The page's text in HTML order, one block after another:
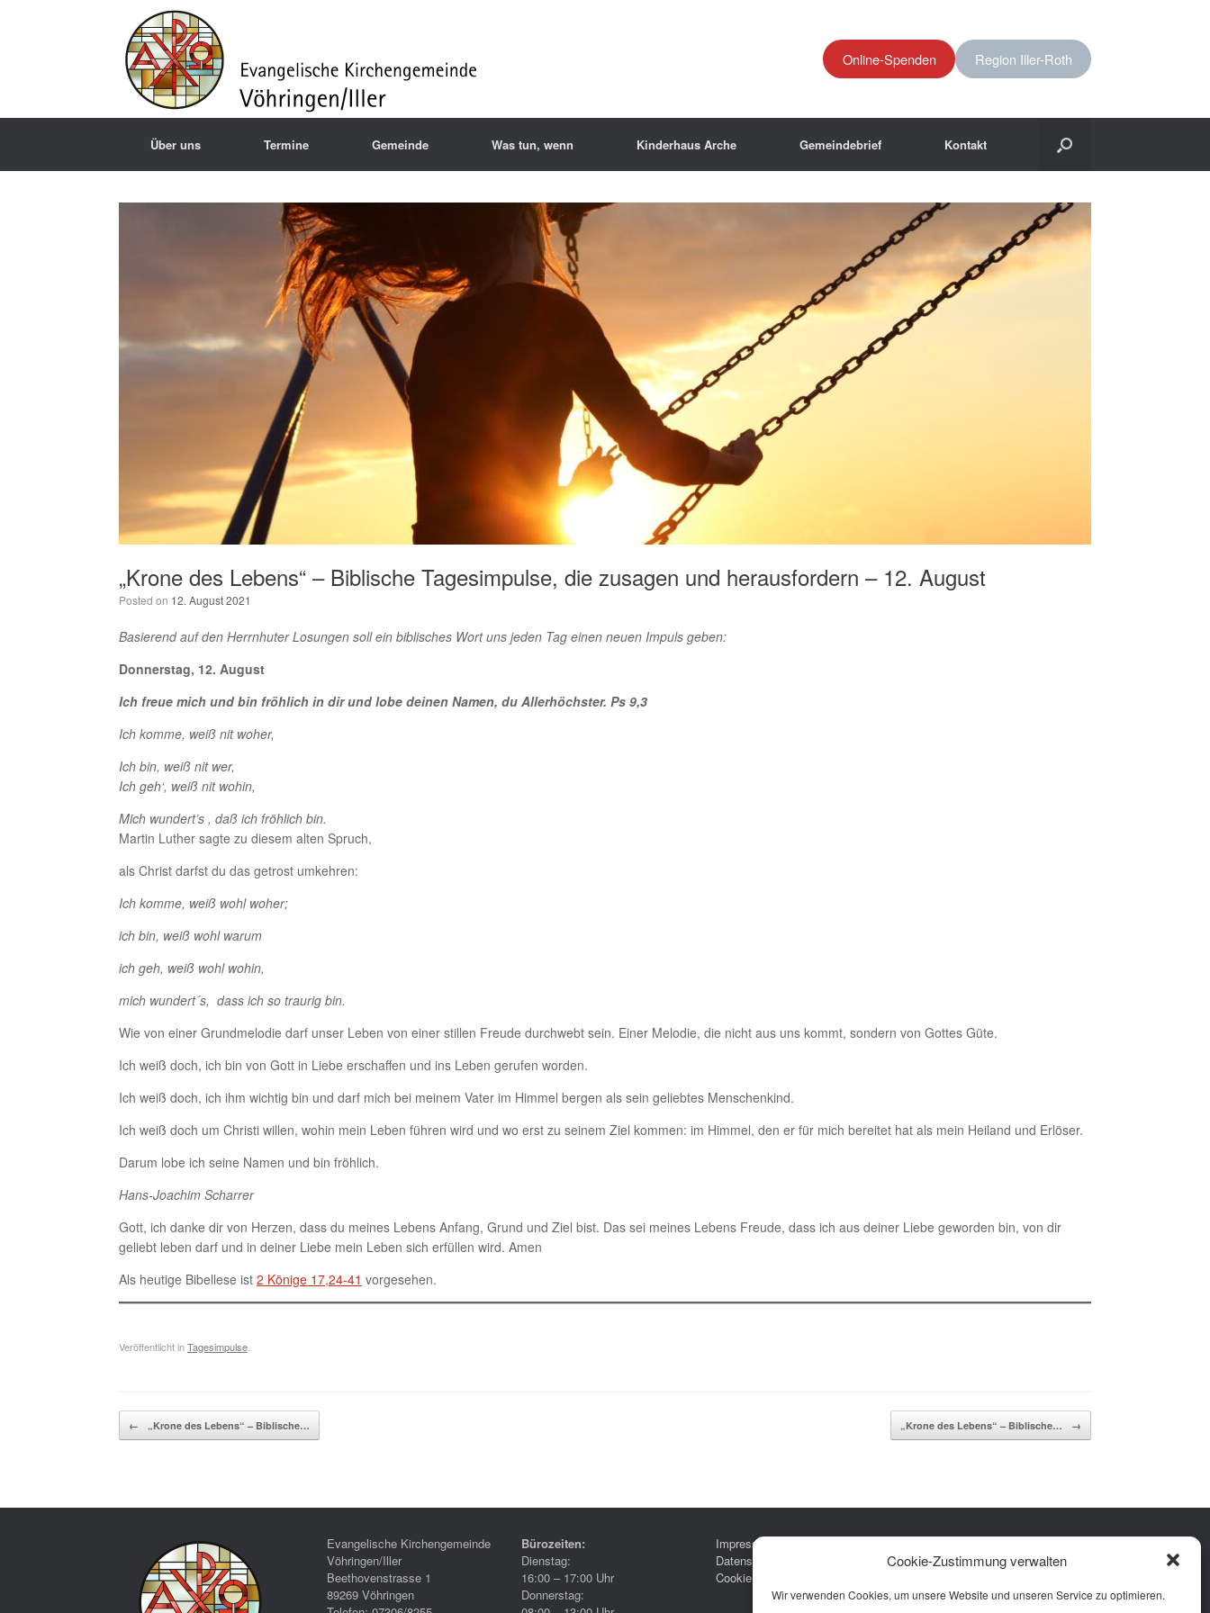
Cookie-Zustimmung verwalten
Wir verwenden Cookies, um unsere Website und unseren Service zu optimieren.
Online-Spenden Region Iller-Roth
Über uns Termine Gemeinde Was tun, wenn Kinderhaus Arche Gemeindebrief Kontakt
„Krone des Lebens“ – Biblische Tagesimpulse, die zusagen und herausfordern – 12. August
Posted on 12. August 2021
Basierend auf den Herrnhuter Losungen soll ein biblisches Wort uns jeden Tag einen neuen Impuls geben:
Donnerstag, 12. August
Ich freue mich und bin fröhlich in dir und lobe deinen Namen, du Allerhöchster. Ps 9,3
Ich komme, weiß nit woher,
Ich bin, weiß nit wer,
Ich geh‘, weiß nit wohin,
Mich wundert’s , daß ich fröhlich bin.
Martin Luther sagte zu diesem alten Spruch,
als Christ darfst du das getrost umkehren:
Ich komme, weiß wohl woher;
ich bin, weiß wohl warum
ich geh, weiß wohl wohin,
mich wundert´s, dass ich so traurig bin.
Wie von einer Grundmelodie darf unser Leben von einer stillen Freude durchwebt sein. Einer Melodie, die nicht aus uns kommt, sondern von Gottes Güte.
Ich weiß doch, ich bin von Gott in Liebe erschaffen und ins Leben gerufen worden.
Ich weiß doch, ich ihm wichtig bin und darf mich bei meinem Vater im Himmel bergen als sein geliebtes Menschenkind.
Ich weiß doch um Christi willen, wohin mein Leben führen wird und wo erst zu seinem Ziel kommen: im Himmel, den er für mich bereitet hat als mein Heiland und Erlöser.
Darum lobe ich seine Namen und bin fröhlich.
Hans-Joachim Scharrer
Gott, ich danke dir von Herzen, dass du meines Lebens Anfang, Grund und Ziel bist. Das sei meines Lebens Freude, dass ich aus deiner Liebe geworden bin, von dir
geliebt leben darf und in deiner Liebe mein Leben sich erfüllen wird. Amen
Als heutige Bibellese ist 2 Könige 17,24-41 vorgesehen.
Veröffentlicht inTagesimpulse
Beitragsnavigation
← „Krone des Lebens“ – Biblische… „Krone des Lebens“ – Biblische… →
Evangelische Kirchengemeinde
Vöhringen/Iller
Beethovenstrasse 1
89269 Vöhringen
Bürozeiten:
Dienstag:
16:00 – 17:00 Uhr
Donnerstag:
Impressum
Datenschutzerklärung
Cookie-Richtlinie (EU)
Facebook
Instagram
YouTube